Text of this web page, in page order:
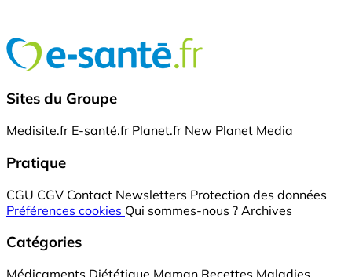
Sites du Groupe
Medisite.fr E-santé.fr Planet.fr New Planet Media
Pratique
CGU CGV Contact Newsletters Protection des données
Préférences cookies Qui sommes-nous ? Archives
Catégories